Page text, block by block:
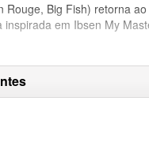
Rouge, Big Fish) retorna
em Ibsen My